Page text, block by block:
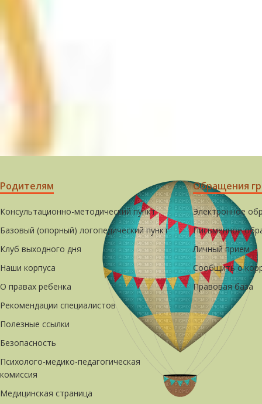
Родителям
Консультационно-методический пункт
Базовый (опорный) логопедический пункт
Клуб выходного дня
Наши корпуса
О правах ребенка
Рекомендации специалистов
Полезные ссылки
Безопасность
Психолого-медико-педагогическая
комиссия
Медицинская страница
Обращения
Электронное
Письменное
Личный прием
Сообщить о
Правовая база